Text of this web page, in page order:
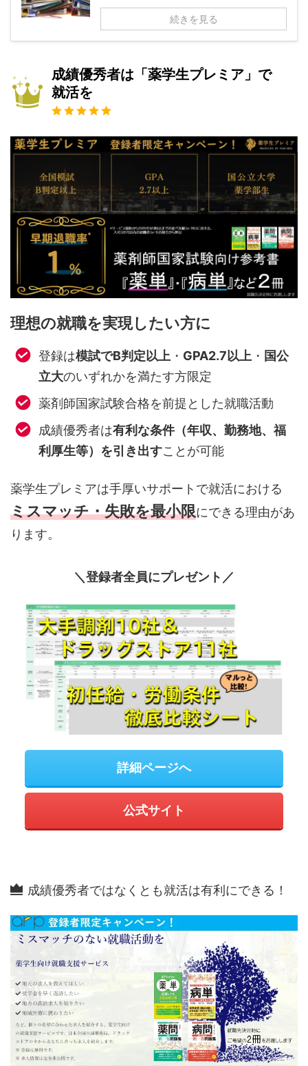
続きを見る
成績優秀者は「薬学生プレミア」で
就活を
理想の就職を実現したい方に
登録は模試でB判定以上 ・ GPA2.7以上 ・ 国公
立大のいずれかを満たす方限定
薬剤師国家試験合格を前提とした就職活動
成績優秀者は有利な条件（年収、勤務地、福
利厚生等）を引き出すことが可能
薬学生プレミアは手厚いサポートで就活における
ミスマッチ・失敗を最小限にできる理由があ
ります。
＼登録者全員にプレゼント／
詳細ページへ
公式サイト
成績優秀者ではなくとも就活は有利にできる！